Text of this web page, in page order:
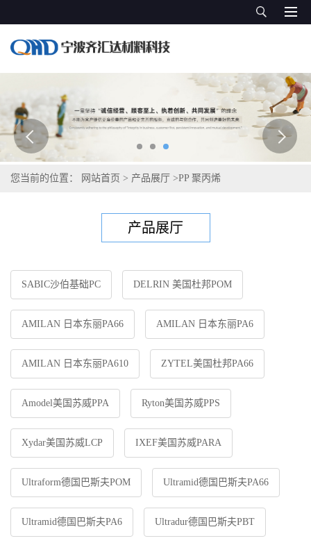
您当前的位置： 网站首页 > 产品展厅 >PP 聚丙烯
产品展厅
SABIC沙伯基础PC DELRIN 美国杜邦POM
AMILAN 日本东丽PA66 AMILAN 日本东丽PA6
AMILAN 日本东丽PA610 ZYTEL美国杜邦PA66
Amodel美国苏威PPA Ryton美国苏威PPS
Xydar美国苏威LCP IXEF美国苏威PARA
Ultraform德国巴斯夫POM Ultramid德国巴斯夫PA66
Ultramid德国巴斯夫PA6 Ultradur德国巴斯夫PBT